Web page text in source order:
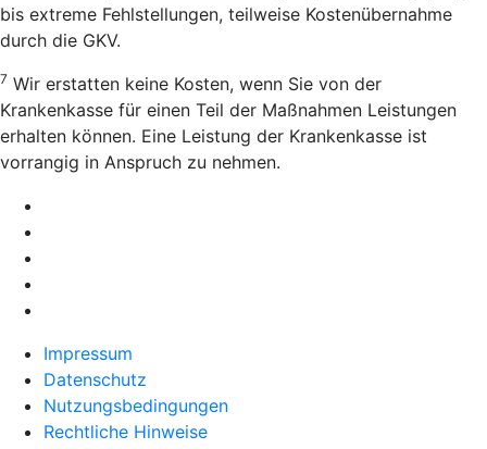
bis extreme Fehlstellungen, teilweise Kostenübernahme
durch die GKV.
7 Wir erstatten keine Kosten, wenn Sie von der
Krankenkasse für einen Teil der Maßnahmen Leistungen
erhalten können. Eine Leistung der Krankenkasse ist
vorrangig in Anspruch zu nehmen.
Impressum
Datenschutz
Nutzungsbedingungen
Rechtliche Hinweise